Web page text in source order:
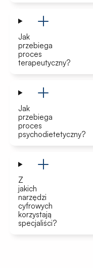
Jak
przebiega
proces
terapeutyczny?
Jak
przebiega
proces
psychodietetyczny?
Z
jakich
narzędzi
cyfrowych
korzystają
specjaliści?